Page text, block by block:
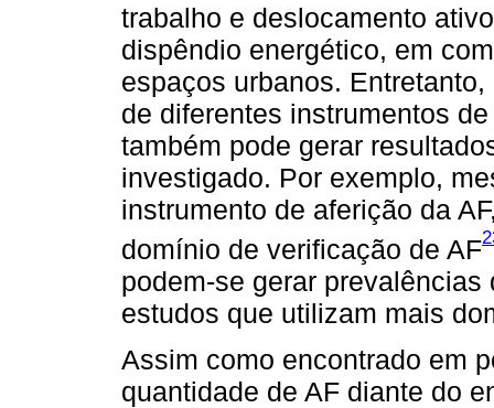
trabalho e deslocamento
dispêndio energético, em
espaços urbanos.
de diferentes instrumentos
também pode gerar
investigado. Por exemplo,
instrumento de aferição da
domínio de verificação de AF
podem-se gerar
estudos que utilizam mais
Assim como encontrado em
quantidade de AF diante do